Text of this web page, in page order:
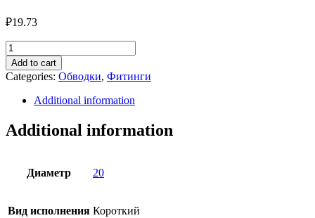
₽19.73
Обвод
для
трубы
короткий
D20
КРОСС
quantity
Add to cart
Categories: Обводки, Фитинги
Additional information
Additional information
Диаметр 20
Вид исполнения Короткий